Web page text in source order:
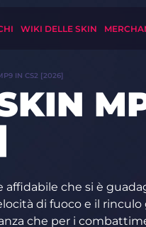
WIKI DELLE SKIN
IN CS2 [2026]
affidabile che si è
di fuoco e il
che per i